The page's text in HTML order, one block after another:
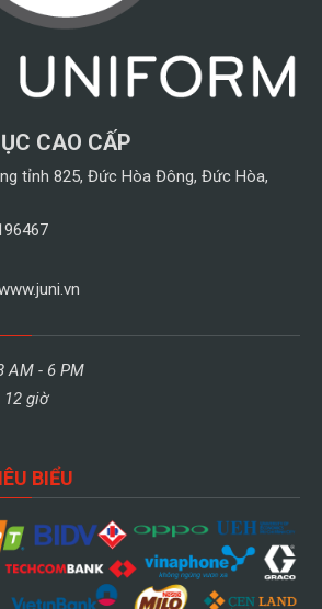
CAO CẤP
tỉnh 825, Đức Hòa Đông, Đức Hòa,
AM - 6 PM
giờ
BIỂU